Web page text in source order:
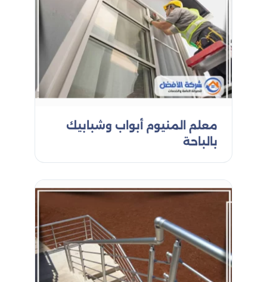
معلم المنيوم أبواب وشبابيك
بالباحة